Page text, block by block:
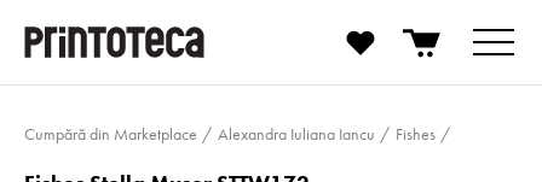
Cumpără din Marketplace Alexandra Iuliana Iancu Fishes